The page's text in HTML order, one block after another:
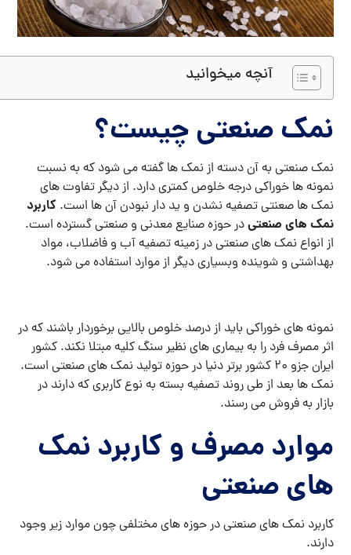
آنچه میخوانید
نمک صنعتی چیست؟
نمک صنعتی به آن دسته از نمک ها گفته می شود که به نسبت
نمونه ها خوراکی درجه خلوص کمتری دارد. از دیگر تفاوت های
نمک ها صعنتی تصفیه نشدن و ید دار نبودن آن ها است.کاربرد
نمک های صنعتیدر حوزه صنایع معدنی و صنعتی گسترده است.
از انواع نمک های صنعتی در زمینه تصفیه آب و فاضلاب، مواد
بهداشتی و شوینده وبسیاری دیگر از موارد استفاده می شود.
نمونه های خوراکی باید از درصد خلوص بالایی برخوردار باشند که در
اثر مصرف فرد را به بیماری های نظیر سنگ کلیه مبتلا نکند. کشور
ایران جزو 20 کشور برتر دنیا در حوزه تولید نمک های صنعتی است.
نمک ها بعد از طی روند تصفیه بسته به نوع کاربری که دارند در
بازار به فروش می رسند.
موارد مصرف و کاربرد نمک
های صنعتی
کاربرد نمک های صنعتی در حوزه های مختلفی چون موارد زیر وجود
دارند.